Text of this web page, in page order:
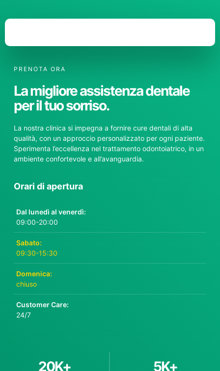
PRENOTA ORA
La migliore assistenza dentale
per il tuo sorriso.
La nostra clinica si impegna a fornire cure dentali di alta
qualità, con un approccio personalizzato per ogni paziente.
Sperimenta l’eccellenza nel trattamento odontoiatrico, in un
ambiente confortevole e all’avanguardia.
Orari di apertura
Dal lunedì al venerdì:
09:00-20:00
Sabato:
09:30-15:30
Domenica:
chiuso
Customer Care:
24/7
20K+ 5K+